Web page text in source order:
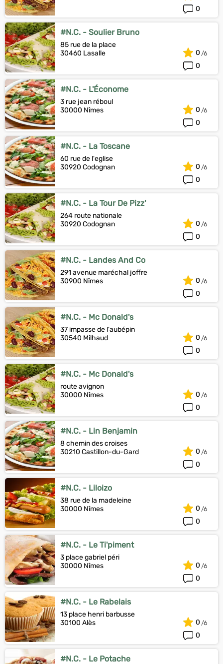
0
#N.C. - Soulier Bruno
85 rue de la place
30460 Lasalle
0
0
#N.C. - L'Économe
3 rue jean réboul
30000 Nîmes
0
0
#N.C. - La Toscane
60 rue de l'eglise
30920 Codognan
0
0
#N.C. - La Tour De Pizz'
264 route nationale
30920 Codognan
0
0
#N.C. - Landes And Co
291 avenue maréchal joffre
30900 Nîmes
0
0
#N.C. - Mc Donald's
37 impasse de l'aubépin
30540 Milhaud
0
0
#N.C. - Mc Donald's
route avignon
30000 Nîmes
0
0
#N.C. - Lin Benjamin
8 chemin des croises
30210 Castillon-du-Gard
0
0
#N.C. - Liloizo
38 rue de la madeleine
30000 Nîmes
0
0
#N.C. - Le Ti'piment
3 place gabriel péri
30000 Nîmes
0
0
#N.C. - Le Rabelais
13 place henri barbusse
30100 Alès
0
0
#N.C. - Le Potache